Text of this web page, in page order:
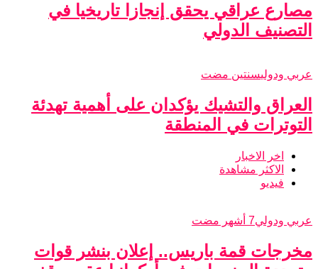
مصارع عراقي يحقق إنجازا تاريخيا في
التصنيف الدولي
عربي ودوليسنتين مضت
العراق والتشيك يؤكدان على أهمية تهدئة
التوترات في المنطقة
اخر الاخبار
الاكثر مشاهدة
فيديو
عربي ودولي7 أشهر مضت
مخرجات قمة باريس.. إعلان بنشر قوات